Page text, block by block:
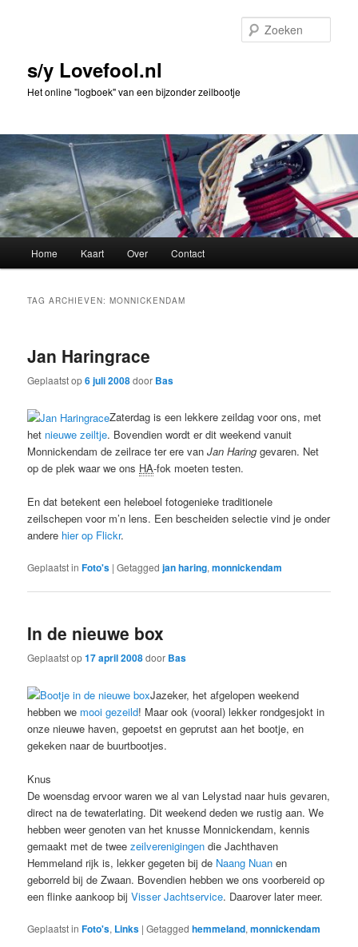
inhoud
inhouds/y Lovefool.nl
Het online "logboek" van een bijzonder zeilbootje
Home Kaart Over Contact
TAG ARCHIEVEN:MONNICKENDAM
Jan Haringrace
Geplaatst op6 juli 2008door Bas
Zaterdag is een lekkere zeildag voor ons, met
het nieuwe zeiltje. Bovendien wordt er dit weekend vanuit
Monnickendam de zeilrace ter ere vanJan Haring gevaren. Net
op de plek waar we ons HA-fok moeten testen.
En dat betekent een heleboel fotogenieke traditionele
zeilschepen voor m’n lens. Een bescheiden selectie vind je onder
andere hier op Flickr.
Geplaatst in Foto's |Getagged jan haring,monnickendam
In de nieuwe box
Geplaatst op17 april 2008door Bas
Jazeker, het afgelopen weekend
hebben we mooi gezeild! Maar ook (vooral) lekker rondgesjokt in
onze nieuwe haven, gepoetst en geprutst aan het bootje, en
gekeken naar de buurtbootjes.
Knus
De woensdag ervoor waren we al van Lelystad naar huis gevaren,
direct na de tewaterlating. Dit weekend deden we rustig aan. We
hebben weer genoten van het knusse Monnickendam, kennis
gemaakt met de tweezeilverenigingen die Jachthaven
Hemmeland rijk is, lekker gegeten bij de Naang Nuan en
geborreld bij de Zwaan. Bovendien hebben we ons voorbereid op
een flinke aankoop bijVisser Jachtservice. Daarover later meer.
Geplaatst in Foto's, Links |Getagged hemmeland,monnickendam